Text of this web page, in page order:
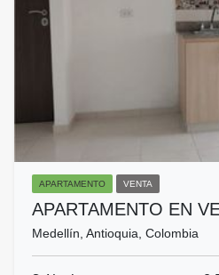
APARTAMENTO VENTA
APARTAMENTO EN
Medellín, Antioquia, Colombia